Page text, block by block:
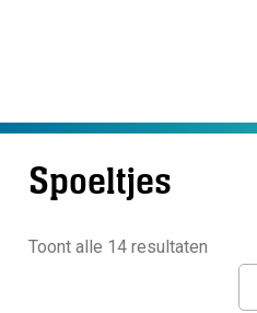
Spoeltjes
Toont alle 14 resultaten